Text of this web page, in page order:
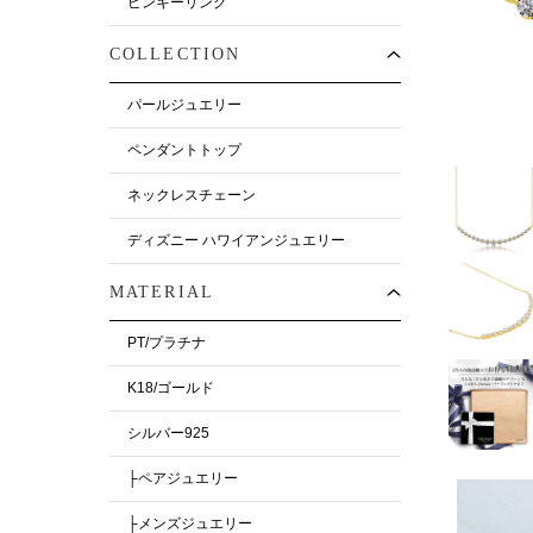
COLLECTION
パールジュエリー
ペンダントトップ
ネックレスチェーン
ディズニー ハワイアンジュエリー
MATERIAL
PT/プラチナ
K18/ゴールド
シルバー925
├ペアジュエリー
├メンズジュエリー